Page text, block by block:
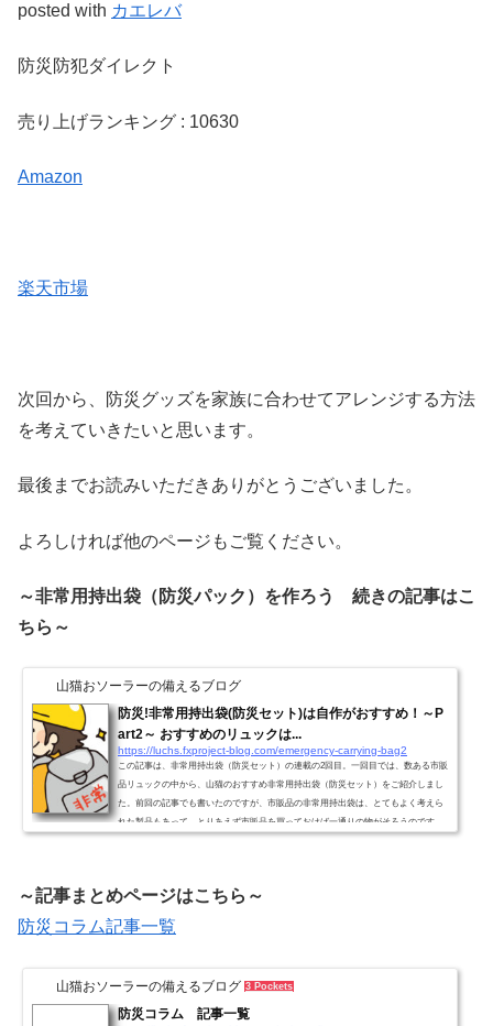
posted with カエレバ
防災防犯ダイレクト
売り上げランキング : 10630
Amazon
楽天市場
次回から、防災グッズを家族に合わせてアレンジする方法
を考えていきたいと思います。
最後までお読みいただきありがとうございました。
よろしければ他のページもご覧ください。
～非常用持出袋（防災パック）を作ろう 続きの記事はこ
ちら～
山猫おソーラーの備えるブログ
防災!非常用持出袋(防災セット)は自作がおすすめ！～P
art2～ おすすめのリュックは...
https://luchs.fxproject-blog.com/emergency-carrying-bag2
この記事は、非常用持出袋（防災セット）の連載の2回目。一回目では、数ある市販
品リュックの中から、山猫のおすすめ非常用持出袋（防災セット）をご紹介しまし
た。前回の記事でも書いたのですが、市販品の非常用持出袋は、とてもよく考えら
れた製品もあって、とりあえず市販品を買っておけば一通りの物がそろうのです
～記事まとめページはこちら～
防災コラム記事一覧
山猫おソーラーの備えるブログ 3 Pockets
防災コラム 記事一覧